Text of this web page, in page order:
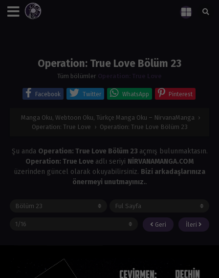
Operation: True Love Bölüm 23
Tüm bölümler Operation: True Love
Facebook Twitter WhatsApp Pinterest
Manga Oku, Webtoon Oku, Türkçe Manga Oku – NirvanaManga ›
Operation: True Love › Operation: True Love Bölüm 23
Şu anda Operation: True Love Bölüm 23 açmış bulunmaktasın.
Operation: True Love adlı seriyi NİRVANAMANGA.COM
üzerinden güncel olarak okuyabilirsiniz. Bizi arkadaşlarınıza
önermeyi unutmayınız..
Geri İleri